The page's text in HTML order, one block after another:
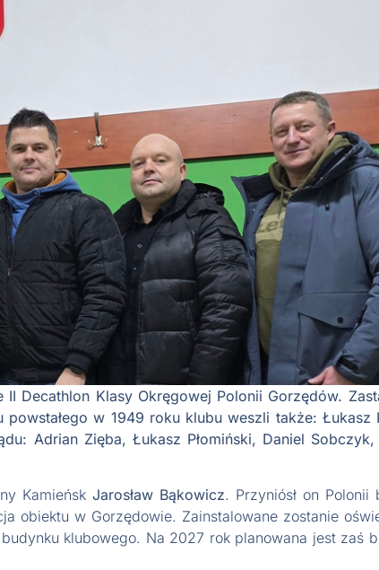
Decathlon Klasy Okręgowej Polonii Gorzędów.
w 1949 roku klubu weszli także: Łukasz
Adrian Zięba, Łukasz Płomiński, Daniel Sobczyk,
KamieńskJarosław Bąkowicz. Przyniósł on Polonii
obiektu w Gorzędowie. Zainstalowane zostanie
klubowego. Na 2027 rok planowana jest zaś